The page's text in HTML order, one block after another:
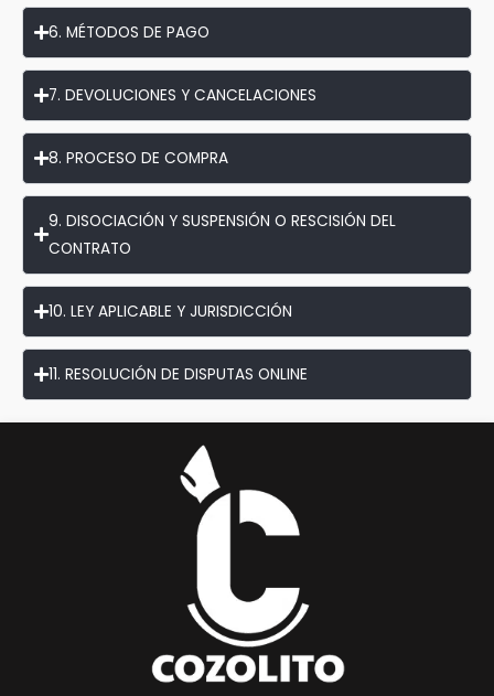
6. MÉTODOS DE PAGO
7. DEVOLUCIONES Y CANCELACIONES
8. PROCESO DE COMPRA
9. DISOCIACIÓN Y SUSPENSIÓN O RESCISIÓN DEL
CONTRATO
10. LEY APLICABLE Y JURISDICCIÓN
11. RESOLUCIÓN DE DISPUTAS ONLINE